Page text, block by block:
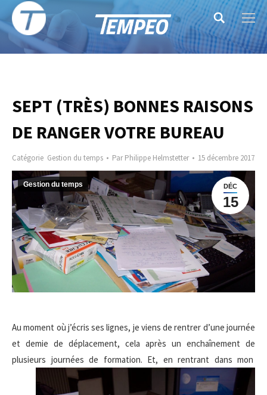
Search:
SEPT (TRÈS) BONNES RAISONS
DE RANGER VOTRE BUREAU
Catégorie Gestion du temps ParPhilippe Helmstetter 15 décembre 2017
DÉC
15
Gestion du temps
Au moment où j’écris ses lignes, je viens de rentrer d’une journée
et demie de déplacement, cela après un enchaînement de
plusieurs journées de formation. Et, en rentrant dans mon